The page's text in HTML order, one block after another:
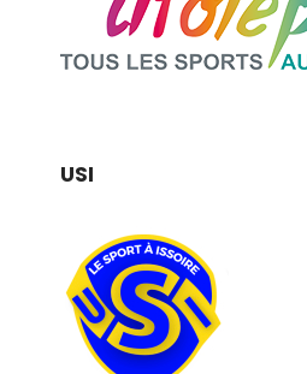
USI